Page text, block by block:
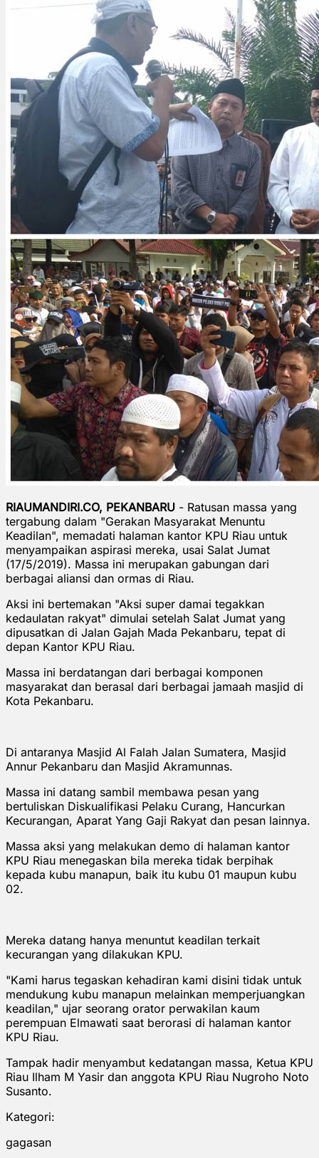
RIAUMANDIRI.CO, PEKANBARU - Ratusan massa yang
tergabung dalam "Gerakan Masyarakat Menuntu
Keadilan", memadati halaman kantor KPU Riau untuk
menyampaikan aspirasi mereka, usai Salat Jumat
(17/5/2019). Massa ini merupakan gabungan dari
berbagai aliansi dan ormas di Riau.
Aksi ini bertemakan "Aksi super damai tegakkan
kedaulatan rakyat" dimulai setelah Salat Jumat yang
dipusatkan di Jalan Gajah Mada Pekanbaru, tepat di
depan Kantor KPU Riau.
Massa ini berdatangan dari berbagai komponen
masyarakat dan berasal dari berbagai jamaah masjid di
Kota Pekanbaru.
Di antaranya Masjid Al Falah Jalan Sumatera, Masjid
Annur Pekanbaru dan Masjid Akramunnas.
Massa ini datang sambil membawa pesan yang
bertuliskan Diskualifikasi Pelaku Curang, Hancurkan
Kecurangan, Aparat Yang Gaji Rakyat dan pesan lainnya.
Massa aksi yang melakukan demo di halaman kantor
KPU Riau menegaskan bila mereka tidak berpihak
kepada kubu manapun, baik itu kubu 01 maupun kubu
02.
Mereka datang hanya menuntut keadilan terkait
kecurangan yang dilakukan KPU.
"Kami harus tegaskan kehadiran kami disini tidak untuk
mendukung kubu manapun melainkan memperjuangkan
keadilan," ujar seorang orator perwakilan kaum
perempuan Elmawati saat berorasi di halaman kantor
KPU Riau.
Tampak hadir menyambut kedatangan massa, Ketua KPU
Riau Ilham M Yasir dan anggota KPU Riau Nugroho Noto
Susanto.
Kategori:
gagasan